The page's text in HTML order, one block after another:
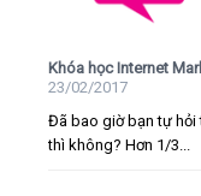
Khóa học Internet
23/02/2017
Đã bao giờ bạn tự hỏi
thì không? Hơn 1/3...